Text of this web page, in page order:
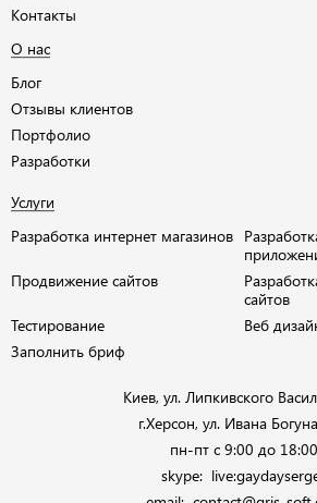
Контакты
О нас
Блог
Отзывы клиентов
Портфолио
Разработки
Услуги
Разработка интернет магазинов
Продвижение сайтов
сайтов
Тестирование
Веб
Заполнить бриф
Киев, ул. Липкивского
г.Херсон, ул. Ивана
пн-пт с 9:00 до 18:00
skype: